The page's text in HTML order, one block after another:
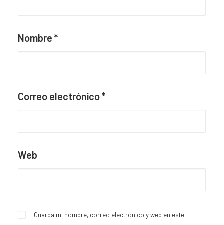
Nombre *
Correo electrónico*
Web
Guarda mi nombre, correo electrónico y web en este